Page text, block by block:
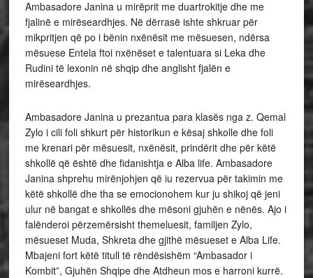
Ambasadore Janina u mirëprit me duartrokitje dhe me
fjalinë e mirëseardhjes. Në dërrasë ishte shkruar për
mikpritjen që po i bënin nxënësit me mësuesen, ndërsa
mësuese Entela ftoi nxënëset e talentuara si Leka dhe
Rudini të lexonin në shqip dhe anglisht fjalën e
mirëseardhjes.
Ambasadore Janina u prezantua para klasës nga z. Qemal
Zylo i cili foli shkurt për historikun e kësaj shkolle dhe foli
me krenari për mësuesit, nxënësit, prindërit dhe për këtë
shkollë që është dhe fidanishtja e Alba life. Ambasadore
Janina shprehu mirënjohjen që iu rezervua për takimin me
këtë shkollë dhe tha se emocionohem kur ju shikoj që jeni
ulur në bangat e shkollës dhe mësoni gjuhën e nënës. Ajo i
falënderoi përzemërsisht themeluesit, familjen Zylo,
mësueset Muda, Shkreta dhe gjithë mësueset e Alba Life.
Mbajeni fort këtë titull të rëndësishëm “Ambasador i
Kombit”, Gjuhën Shqipe dhe Atdheun mos e harroni kurrë.